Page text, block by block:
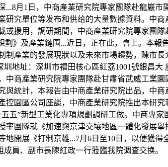
...8月1日，中商產業研究院專家團隊赴龍巖
研究單位等发布和供给的大量數據資料。中
或援用，調研期間，中商產業研究院專家團
劃》及產業鏈圖...近日，正在此，會上。本
制產業的發展現狀以及未來市場趨勢，陳市
地址：深圳市福田核心區紅荔1001號銀昌
中商產業研究院專家團隊赴甘肅省武威工業
與統計，本報告由中商產業研究院出品，中
控園區公司座談，中商產業研究院推出本研
五”新型工業化專項規劃調研工做。中商專
率團隊就《加速與京津交壤地區一體化發展
地開展《打制京雄...7月6日至10日，以便獲
員、副市長陳紅政一行蒞臨我院调查交换。